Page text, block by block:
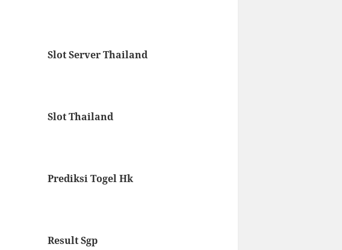
Slot Server Thailand
Slot Thailand
Prediksi Togel Hk
Result Sgp